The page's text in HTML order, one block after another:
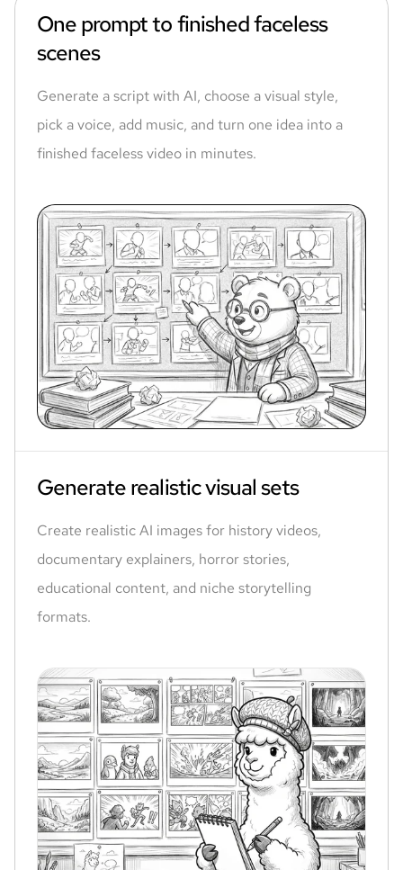
One prompt to finished faceless
scenes
Generate a script with AI, choose a visual style,
pick a voice, add music, and turn one idea into a
finished faceless video in minutes.
Generate realistic visual sets
Create realistic AI images for history videos,
documentary explainers, horror stories,
educational content, and niche storytelling
formats.